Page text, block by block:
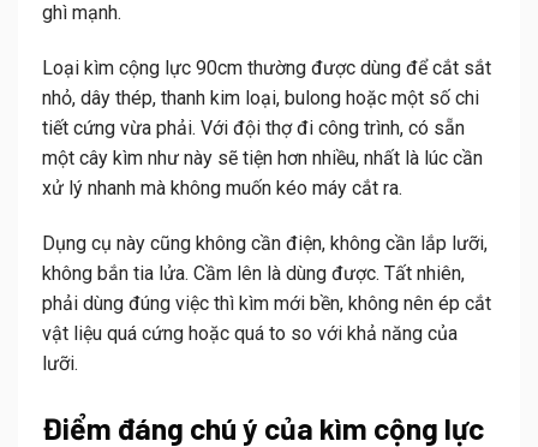
ghì mạnh.
Loại kìm cộng lực 90cm thường được dùng để cắt sắt
nhỏ, dây thép, thanh kim loại, bulong hoặc một số chi
tiết cứng vừa phải. Với đội thợ đi công trình, có sẵn
một cây kìm như này sẽ tiện hơn nhiều, nhất là lúc cần
xử lý nhanh mà không muốn kéo máy cắt ra.
Dụng cụ này cũng không cần điện, không cần lắp lưỡi,
không bắn tia lửa. Cầm lên là dùng được. Tất nhiên,
phải dùng đúng việc thì kìm mới bền, không nên ép cắt
vật liệu quá cứng hoặc quá to so với khả năng của
lưỡi.
Điểm đáng chú ý của kìm cộng lực